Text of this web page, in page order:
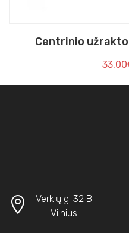
Centrinio užrakto
33.00
Verkių g. 32 B
Vilnius